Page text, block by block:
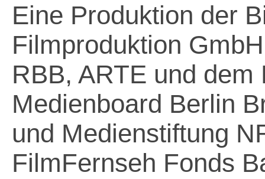
Eine Produktion der
Filmproduktion
RBB, ARTE und
Medienboard Berlin
und Medienstiftung
FilmFernseh Fonds